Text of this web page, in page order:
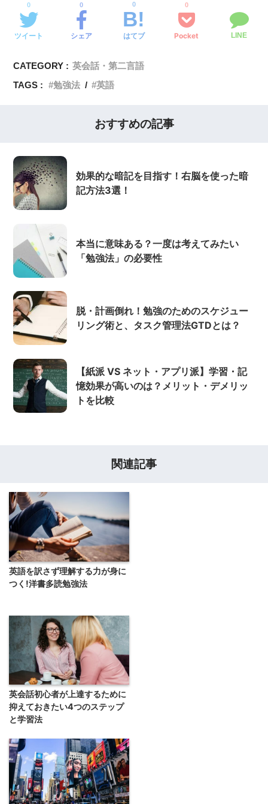
ツイート
0
シェア
0
はてブ
0
Pocket
0
LINE
CATEGORY : 英会話・第二言語
TAGS :
勉強法 英語
おすすめの記事
効果的な暗記を目指す！右脳を使った暗
記方法3選！
本当に意味ある？一度は考えてみたい
「勉強法」の必要性
脱・計画倒れ！勉強のためのスケジュー
リング術と、タスク管理法GTDとは？
【紙派 VS ネット・アプリ派】学習・記
憶効果が高いのは？メリット・デメリッ
トを比較
関連記事
英語を訳さず理解する力が身に
つく!洋書多読勉強法
英会話初心者が上達するために
抑えておきたい4つのステップ
と学習法